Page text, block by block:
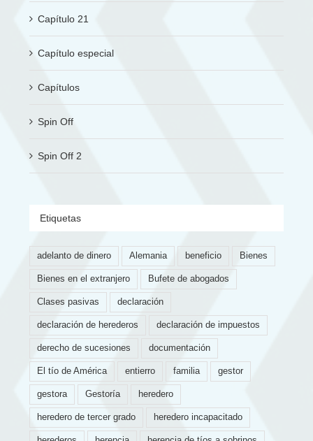
Capítulo 21
Capítulo especial
Capítulos
Spin Off
Spin Off 2
Etiquetas
adelanto de dinero Alemania beneficio Bienes
Bienes en el extranjero Bufete de abogados
Clases pasivas declaración
declaración de herederos declaración de impuestos
derecho de sucesiones documentación
El tío de América entierro familia gestor
gestora Gestoría heredero
heredero de tercer grado heredero incapacitado